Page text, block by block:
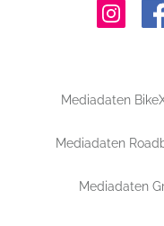
Mediadaten
Mediadaten
Mediadaten